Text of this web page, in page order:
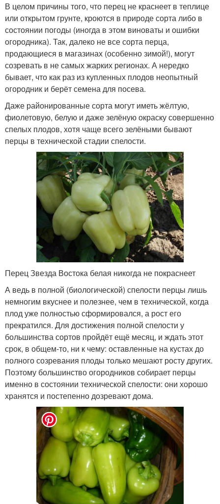
В целом причины того, что перец не краснеет в теплице
или открытом грунте, кроются в природе сорта либо в
состоянии погоды (иногда в этом виноваты и ошибки
огородника). Так, далеко не все сорта перца,
продающиеся в магазинах (особенно зимой!), могут
созревать в не самых жарких регионах. А нередко
бывает, что как раз из купленных плодов неопытный
огородник и берёт семена для посева.
Даже районированные сорта могут иметь жёлтую,
фиолетовую, белую и даже зелёную окраску совершенно
спелых плодов, хотя чаще всего зелёными бывают
перцы в технической стадии спелости.
Перец Звезда Востока белая никогда не покраснеет
А ведь в полной (биологической) спелости перцы лишь
немногим вкуснее и полезнее, чем в технической, когда
плод уже полностью сформировался, а рост его
прекратился. Для достижения полной спелости у
большинства сортов пройдёт ещё месяц, и ждать этот
срок, в общем-то, ни к чему: оставленные на кустах до
полного созревания плоды только мешают росту других.
Поэтому большинство огородников собирает перцы
именно в состоянии технической спелости: они хорошо
хранятся и постепенно дозревают дома.